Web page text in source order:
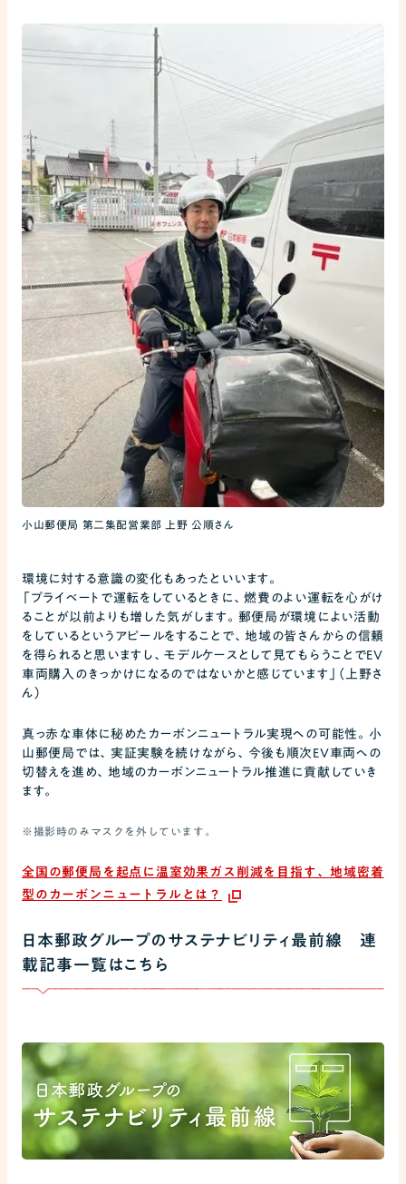
小山郵便局 第二集配営業部 上野 公順さん
環境に対する意識の変化もあったといいます。
「プライベートで運転をしているときに、燃費のよい運転を心がけ
ることが以前よりも増した気がします。郵便局が環境によい活動
をしているというアピールをすることで、地域の皆さんからの信頼
を得られると思いますし、モデルケースとして見てもらうことでEV
車両購入のきっかけになるのではないかと感じています」（上野さ
ん）
真っ赤な車体に秘めたカーボンニュートラル実現への可能性。小
山郵便局では、実証実験を続けながら、今後も順次EV車両への
切替えを進め、地域のカーボンニュートラル推進に貢献していき
ます。
※撮影時のみマスクを外しています。
全国の郵便局を起点に温室効果ガス削減を目指す、地域密着
型のカーボンニュートラルとは？
日本郵政グループのサステナビリティ最前線 連
載記事一覧はこちら